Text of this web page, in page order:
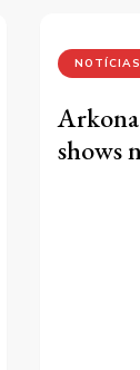
NOTÍCIAS
shows